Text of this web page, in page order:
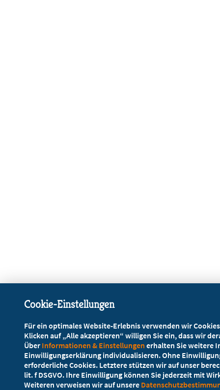
Cookie-Einstellungen
Für ein optimales Website-Erlebnis verwenden wir
Klicken auf „Alle akzeptieren“ willigen Sie ein, dass wir
Über Informationen & Einstellungen erhalten Sie weitere
Einwilligungserklärung individualisieren. Ohne
erforderliche Cookies. Letztere stützen wir auf unser
lit. f DSGVO. Ihre Einwilligung können Sie jederzeit mit
Weiteren verweisen wir auf unsere